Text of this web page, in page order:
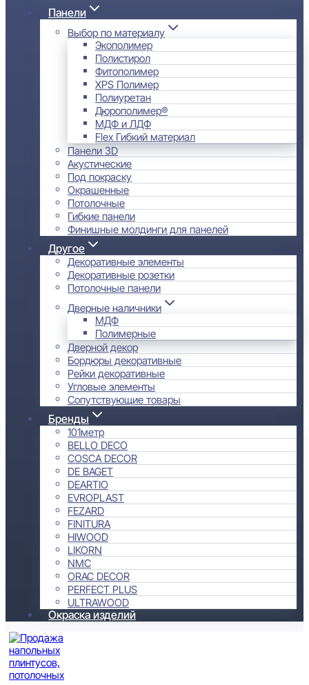
Панели
Выбор по материалу
Экополимер
Полистирол
Фитополимер
XPS Полимер
Полиуретан
Дюрополимер®
МДФ и ЛДФ
Flex Гибкий материал
Панели 3D
Акустические
Под покраску
Окрашенные
Потолочные
Гибкие панели
Финишные молдинги для панелей
Другое
Декоративные элементы
Декоративные розетки
Потолочные панели
Дверные наличники
МДФ
Полимерные
Дверной декор
Бордюры декоративные
Рейки декоративные
Угловые элементы
Сопутствующие товары
Бренды
101метр
BELLO DECO
COSCA DECOR
DE BAGET
DEARTIO
EVROPLAST
FEZARD
FINITURA
HIWOOD
LIKORN
NMC
ORAC DECOR
PERFECT PLUS
ULTRAWOOD
Окраска изделий